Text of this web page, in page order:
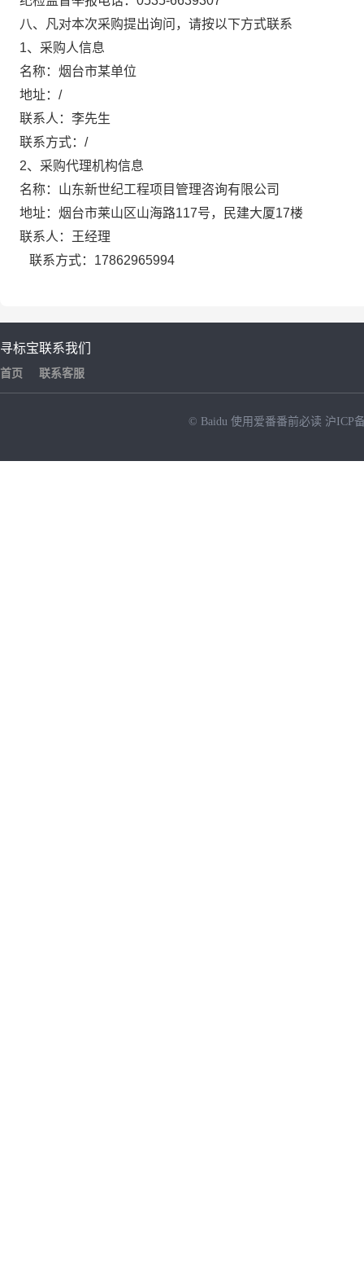
八、
凡对本次采购提出询问，请按以下方式联系
1、 采购人信息
名称： 烟台市某单位
地址： /
联系人：李先生
联系方式： /
2、 采购代理机构信息
名称：山东新世纪工程项目管理咨询有限公司
地址：烟台市莱山区山海路117号，民建大厦17楼
联系人：王经理
联系方式： 17862965994
寻标宝
首页
联系我们
联系客服
© Baidu 使用爱番番前必读 沪ICP